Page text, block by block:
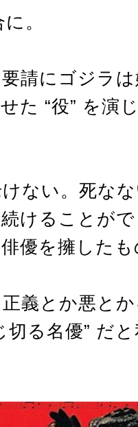
。
請にゴジラ
た “役” を演
ない。死な
けることが
優を擁した
義とか悪と
切る名優” だ